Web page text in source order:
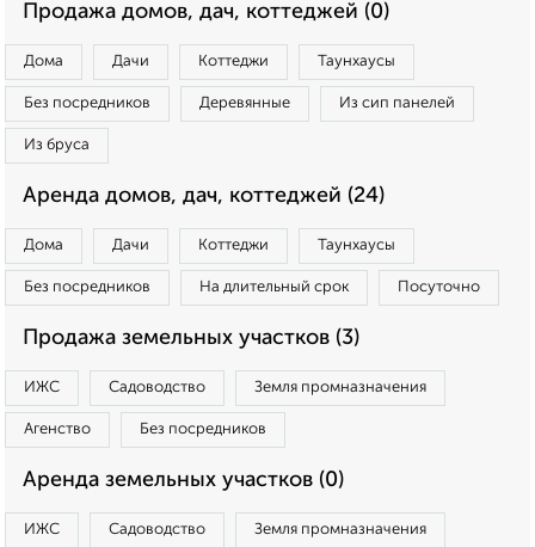
Продажа домов, дач, коттеджей (0)
Дома Дачи Коттеджи Таунхаусы
Без посредников Деревянные Из сип панелей
Из бруса
Аренда домов, дач, коттеджей (24)
Дома Дачи Коттеджи Таунхаусы
Без посредников На длительный срок Посуточно
Продажа земельных участков (3)
ИЖС Садоводство Земля промназначения
Агенство Без посредников
Аренда земельных участков (0)
ИЖС Садоводство Земля промназначения